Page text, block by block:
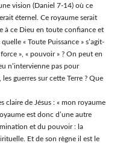
vision (Daniel 7-14) où ce
éternel. Ce royaume serait
à ce Dieu en toute confiance et
« Toute Puissance » s’agit-
», « pouvoir » ? On peut en
n’intervienne pas pour
guerres sur cette Terre ? Que
claire de Jésus : « mon royaume
est donc d’une autre
et du pouvoir : la
Et de son règne il est le